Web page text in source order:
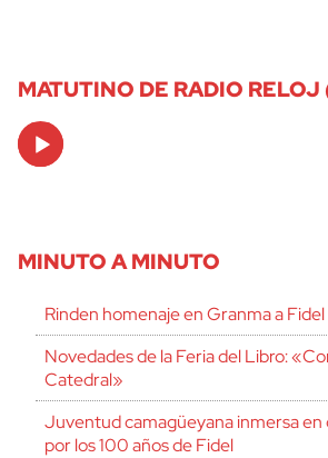
MATUTINO DE RADIO RELOJ
Audio
Player
MINUTO A MINUTO
Rinden homenaje en Granma a Fidel
Novedades de la Feria del Libro:
Catedral»
Juventud camagüeyana inmersa en
por los 100 años de Fidel